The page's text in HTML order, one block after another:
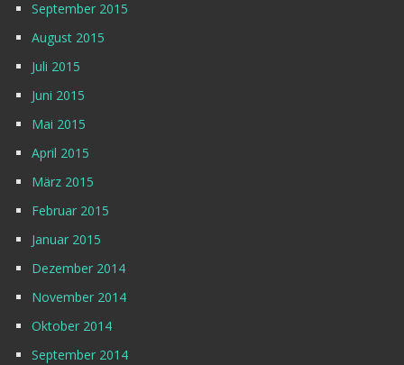
September 2015
August 2015
Juli 2015
Juni 2015
Mai 2015
April 2015
März 2015
Februar 2015
Januar 2015
Dezember 2014
November 2014
Oktober 2014
September 2014